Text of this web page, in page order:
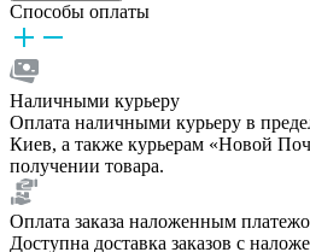
Способы оплаты
Наличными курьеру
Оплата наличными курьеру в
Киев, а также курьерам «Новой
получении товара.
Оплата заказа наложенным
Доступна доставка заказов с